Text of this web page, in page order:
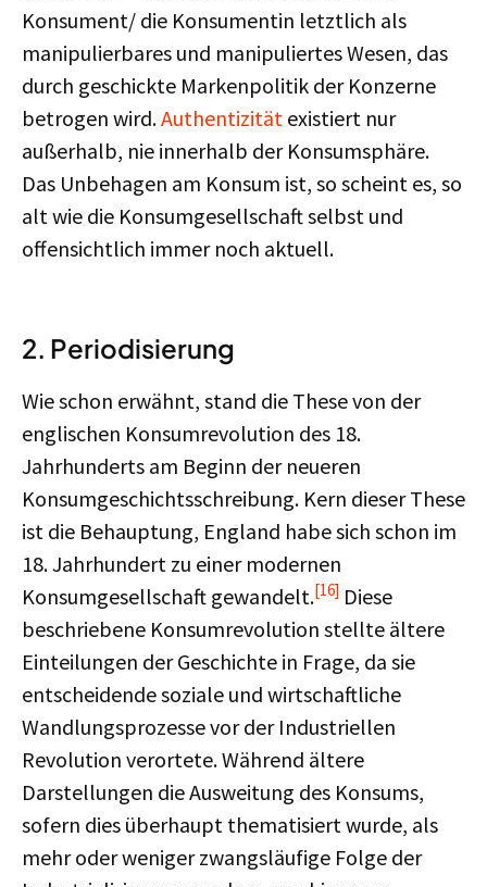
Konsument/ die Konsumentin letztlich als
manipulierbares und manipuliertes Wesen, das
durch geschickte Markenpolitik der Konzerne
betrogen wird.Authentizität existiert nur
außerhalb, nie innerhalb der Konsumsphäre.
Das Unbehagen am Konsum ist, so scheint es, so
alt wie die Konsumgesellschaft selbst und
offensichtlich immer noch aktuell.
2. Periodisierung
Wie schon erwähnt, stand die These von der
englischen Konsumrevolution des 18.
Jahrhunderts am Beginn der neueren
Konsumgeschichtsschreibung. Kern dieser These
ist die Behauptung, England habe sich schon im
18. Jahrhundert zu einer modernen
Konsumgesellschaft gewandelt.[16] Diese
beschriebene Konsumrevolution stellte ältere
Einteilungen der Geschichte in Frage, da sie
entscheidende soziale und wirtschaftliche
Wandlungsprozesse vor der Industriellen
Revolution verortete. Während ältere
Darstellungen die Ausweitung des Konsums,
sofern dies überhaupt thematisiert wurde, als
mehr oder weniger zwangsläufige Folge der